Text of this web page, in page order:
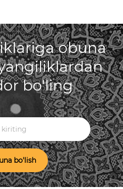
obuna
bo'ling
bo'lish